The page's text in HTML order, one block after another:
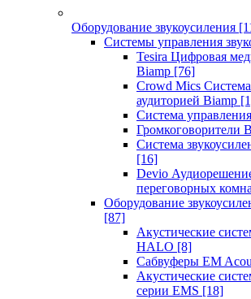
Оборудование звукоусиления
Системы управления
Tesira Цифровая
Biamp [76]
Crowd Mics
аудиторией Biamp
Система
Громкоговорители
Система
[16]
Devio
переговорных
Оборудование
[87]
Акустические
HALO [8]
Сабвуферы EM
Акустические
серии EMS [18]